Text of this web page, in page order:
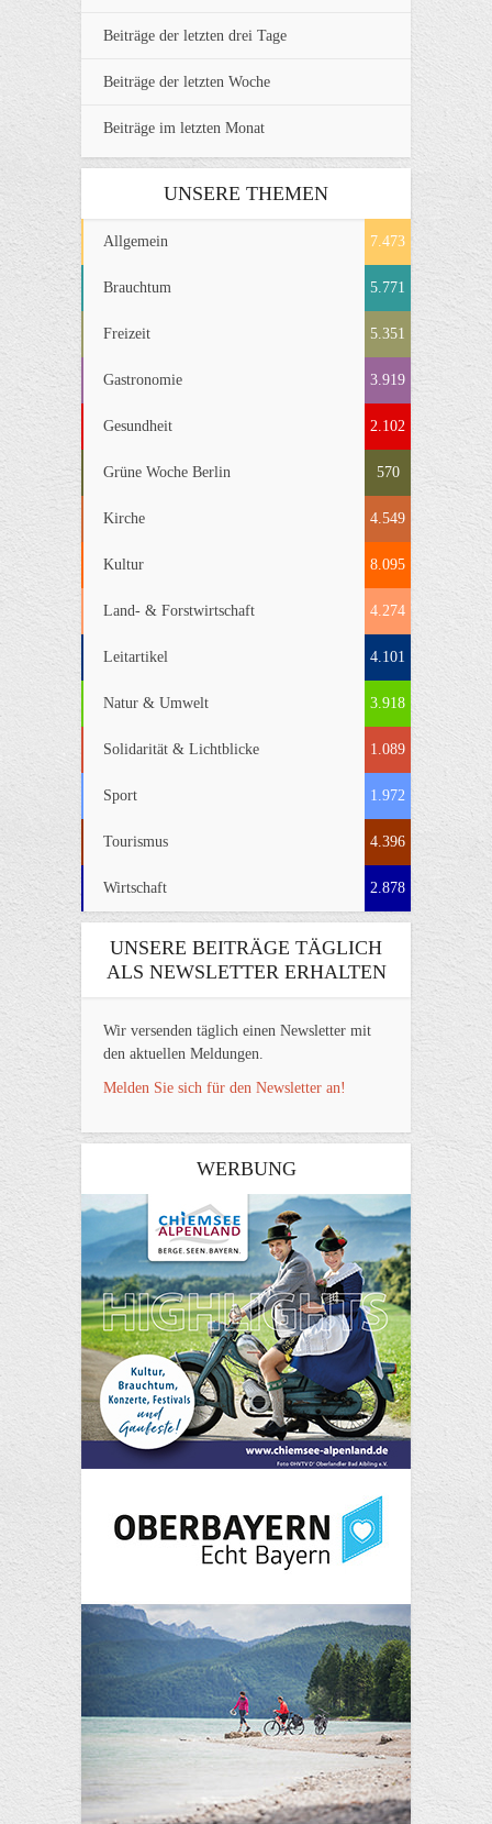
Beiträge der letzten drei Tage
Beiträge der letzten Woche
Beiträge im letzten Monat
UNSERE THEMEN
Allgemein 7.473
Brauchtum 5.771
Freizeit 5.351
Gastronomie 3.919
Gesundheit 2.102
Grüne Woche Berlin 570
Kirche 4.549
Kultur 8.095
Land- & Forstwirtschaft 4.274
Leitartikel 4.101
Natur & Umwelt 3.918
Solidarität & Lichtblicke 1.089
Sport 1.972
Tourismus 4.396
Wirtschaft 2.878
UNSERE BEITRÄGE TÄGLICH
ALS NEWSLETTER ERHALTEN
Wir versenden täglich einen Newsletter mit
den aktuellen Meldungen.
Melden Sie sich für den Newsletter an!
WERBUNG